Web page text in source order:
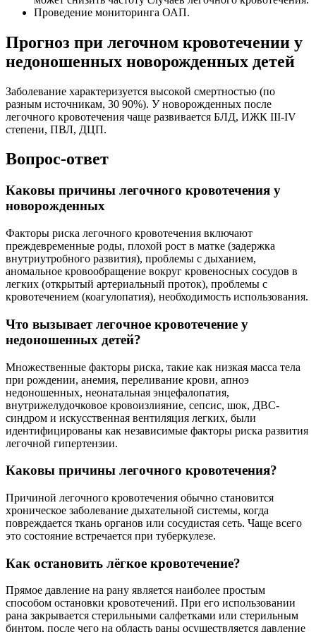
Проведение мониторинга ОАП.
Прогноз при легочном кровотечении у
недоношенных новорожденных детей
Заболевание характеризуется высокой смертностью (по
разным источникам, 30 90%). У новорожденных после
легочного кровотечения чаще развивается БЛД, ИЖК III-IV
степени, ПВЛ, ДЦП.
Вопрос-ответ
Каковы причины легочного кровотечения у
новорожденных
Факторы риска легочного кровотечения включают
преждевременные роды, плохой рост в матке (задержка
внутриутробного развития), проблемы с дыханием,
аномальное кровообращение вокруг кровеносных сосудов в
легких (открытый артериальный проток), проблемы с
кровотечением (коагулопатия), необходимость использования.
Что вызывает легочное кровотечение у
недоношенных детей?
Множественные факторы риска, такие как низкая масса тела
при рождении, анемия, переливание крови, апноэ
недоношенных, неонатальная энцефалопатия,
внутрижелудочковое кровоизлияние, сепсис, шок, ДВС-
синдром и искусственная вентиляция легких, были
идентифицированы как независимые факторы риска развития
легочной гипертензии.
Каковы причины легочного кровотечения?
Причиной легочного кровотечения обычно становится
хроническое заболевание дыхательной системы, когда
повреждается ткань органов или сосудистая сеть. Чаще всего
это состояние встречается при туберкулезе.
Как остановить лёгкое кровотечение?
Прямое давление на рану является наиболее простым
способом остановки кровотечений. При его использовании
рана закрывается стерильными салфетками или стерильным
бинтом, после чего на область раны осуществляется давление